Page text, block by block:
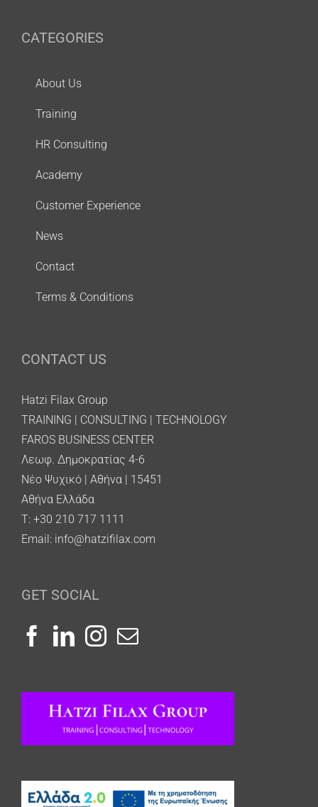
CATEGORIES
About Us
Training
HR Consulting
Academy
Customer Experience
News
Contact
Terms & Conditions
CONTACT US
Hatzi Filax Group
TRAINING | CONSULTING | TECHNOLOGY
FAROS BUSINESS CENTER
Λεωφ. Δημοκρατίας 4-6
Νέο Ψυχικό | Αθήνα | 15451
Αθήνα Ελλάδα
T: +30 210 717 1111
Email: info@hatzifilax.com
GET SOCIAL